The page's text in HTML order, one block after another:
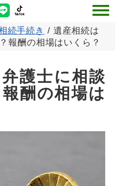
続手続き / 遺産相続は
報酬の相場はいくら？
護士に相談
酬の相場は